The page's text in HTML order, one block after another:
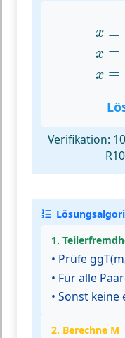
x ≡
x ≡
x ≡
x≡
Verifikation:
1.
• Prüfe
• Für alle
• Sonst
2. Berechne M